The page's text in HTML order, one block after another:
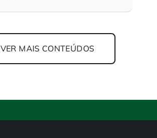
VER MAIS CONTEÚDOS